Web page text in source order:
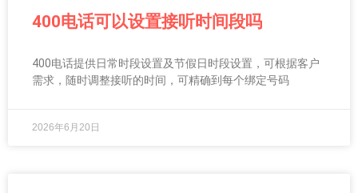
400电话可以设置接听时间段吗
400电话提供日常时段设置及节假日时段设置，可根据客户
需求，随时调整接听的时间，可精确到每个绑定号码
2026年6月20日